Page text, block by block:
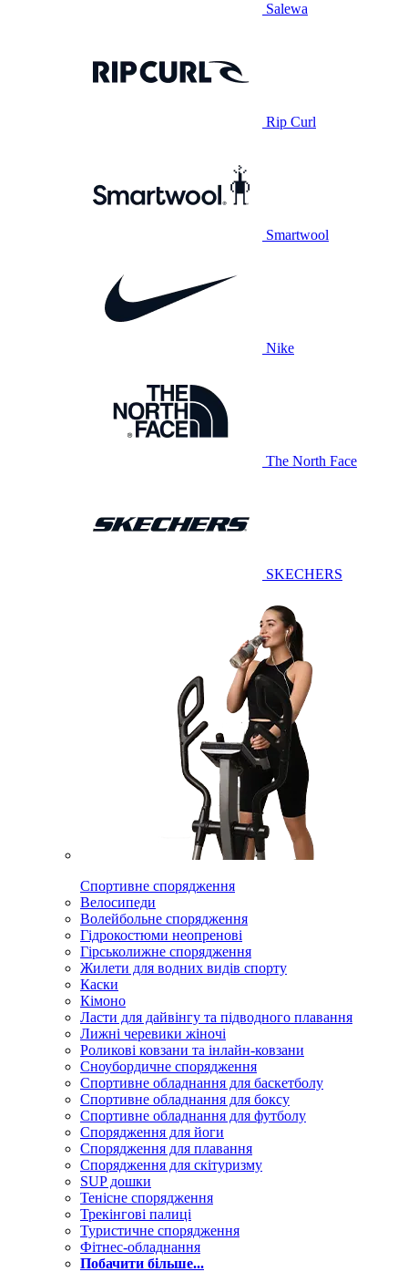
Salewa
Rip Curl
Smartwool
Nike
The North Face
SKECHERS
Спортивне спорядження
Велосипеди
Волейбольне спорядження
Гідрокостюми неопренові
Гірськолижне спорядження
Жилети для водних видів спорту
Каски
Кімоно
Ласти для дайвінгу та підводного плавання
Лижні черевики жіночі
Роликові ковзани та інлайн-ковзани
Сноубордичне спорядження
Спортивне обладнання для баскетболу
Спортивне обладнання для боксу
Спортивне обладнання для футболу
Спорядження для йоги
Спорядження для плавання
Спорядження для скітуризму
SUP дошки
Тенісне спорядження
Трекінгові палиці
Туристичне спорядження
Фітнес-обладнання
Побачити більше...